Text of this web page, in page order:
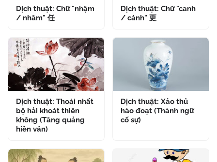
Dịch thuật: Chữ "nhậm
/ nhâm" 任
Dịch thuật: Chữ "canh
/ cánh" 更
Dịch thuật: Thoái nhất
bộ hải khoát thiên
không (Tăng quảng
hiền văn)
Dịch thuật: Xảo thủ
hào đoạt (Thành ngữ
cố sự)